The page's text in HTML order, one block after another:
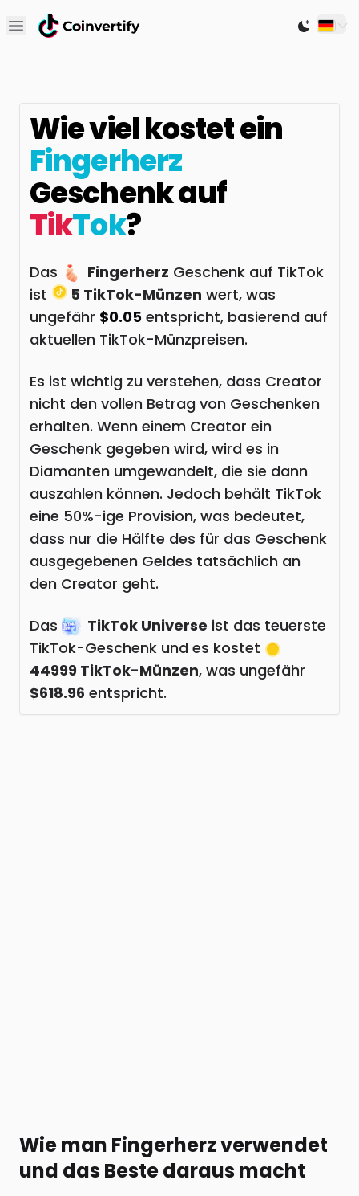
Open main menu Switch
Wie viel kostet ein
Fingerherz
Geschenk auf
TikTok?
Das Fingerherz Geschenk auf TikTok
ist
5 TikTok-Münzen wert, was
ungefähr $0.05 entspricht, basierend auf
aktuellen TikTok-Münzpreisen.
Es ist wichtig zu verstehen, dass Creator
nicht den vollen Betrag von Geschenken
erhalten. Wenn einem Creator ein
Geschenk gegeben wird, wird es in
Diamanten umgewandelt, die sie dann
auszahlen können. Jedoch behält TikTok
eine 50%-ige Provision, was bedeutet,
dass nur die Hälfte des für das Geschenk
ausgegebenen Geldes tatsächlich an
den Creator geht.
Das TikTok Universe ist das teuerste
TikTok-Geschenk und es kostet
44999 TikTok-Münzen, was ungefähr
$618.96 entspricht.
Wie man Fingerherz verwendet
und das Beste daraus macht